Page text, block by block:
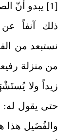
[1]
يبدو أنّ
ذلك آنفاً عن
نستبعد من
من منزلة
زيداً ولا
حتى يقول
والفُضَيل هذا